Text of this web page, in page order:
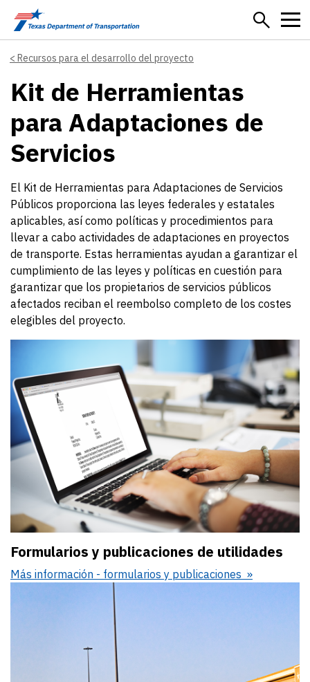
Skip to main content
Recursos para el desarrollo del proyecto
Kit de Herramientas
para Adaptaciones de
Servicios
El Kit de Herramientas para Adaptaciones de Servicios
Públicos proporciona las leyes federales y estatales
aplicables, así como políticas y procedimientos para
llevar a cabo actividades de adaptaciones en proyectos
de transporte. Estas herramientas ayudan a garantizar el
cumplimiento de las leyes y políticas en cuestión para
garantizar que los propietarios de servicios públicos
afectados reciban el reembolso completo de los costes
elegibles del proyecto.
Formularios y publicaciones de utilidades
Más información - formularios y publicaciones